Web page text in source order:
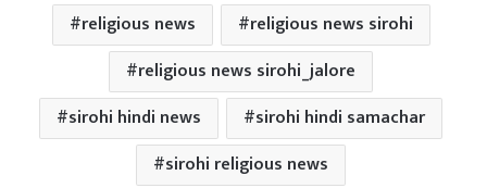
religious news
religious news sirohi
religious news sirohi_jalore
sirohi hindi news
sirohi hindi samachar
sirohi religious news